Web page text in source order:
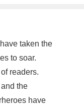
taken the
to soar.
readers.
the
have